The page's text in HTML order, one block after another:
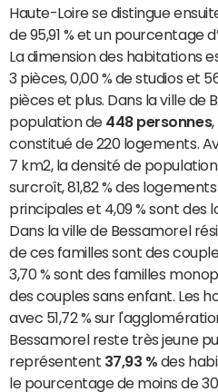
Haute-Loire se distingue
de 95,91 % et un pourcentage
La dimension des habitations
3 pièces, 0,00 % de studios et
pièces et plus. Dans la ville de
population de 448 personnes
constitué de 220 logements.
7 km2, la densité de
surcroît, 81,82 % des
principales et 4,09 % sont des
Dans la ville de Bessamorel
de ces familles sont des
3,70 % sont des familles
des couples sans enfant. Les
avec 51,72 % sur
Bessamorel reste très jeune
représentent 37,93 % des
le pourcentage de moins de